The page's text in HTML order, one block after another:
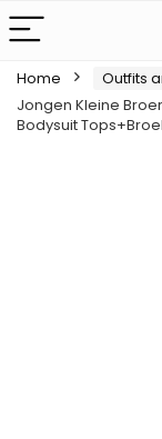
Home Outfits
Jongen Kleine
Bodysuit